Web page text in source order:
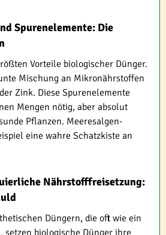
Spurenelemente: Die
Vorteile biologischer Dünger.
Mischung an Mikronährstoffen
Zink. Diese Spurenelemente
Mengen nötig, aber absolut
Pflanzen. Meeresalgen-
eine wahre Schatzkiste an
Nährstofffreisetzung:
Düngern, die oft wie ein
setzen biologische Dünger ihre